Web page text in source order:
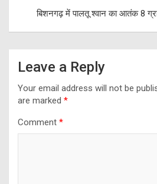
बिशनगढ़ में पालतू श्वान का आतंक 8
Leave a Reply
Your email address will not be
are marked *
Comment *